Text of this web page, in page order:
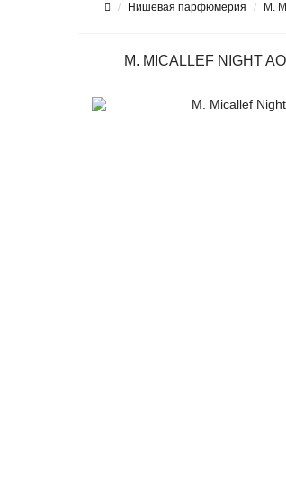
Нишевая парфюмерия M.
M. MICALLEF